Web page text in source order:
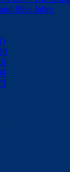
90er Jahre